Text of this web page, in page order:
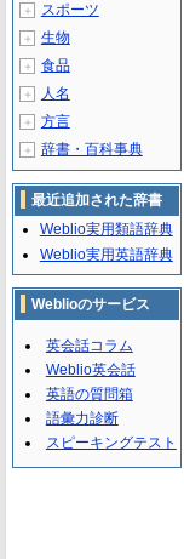
＋ スポーツ
＋ 生物
＋ 食品
＋ 人名
＋ 方言
＋ 辞書・百科事典
最近追加された辞書
Weblio実用類語辞典
Weblio実用英語辞典
Weblioのサービス
英会話コラム
Weblio英会話
英語の質問箱
語彙力診断
スピーキングテスト